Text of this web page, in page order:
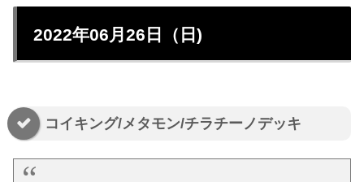
2022年06月26日（日)
コイキング/メタモン/チラチーノデッキ